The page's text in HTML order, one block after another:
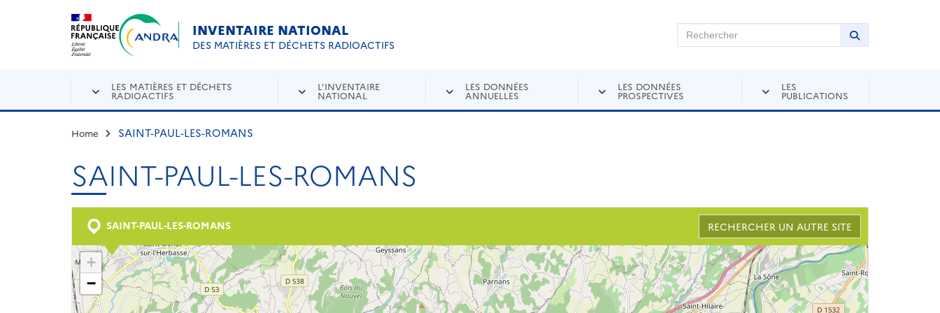
Aller au contenu principal
INVENTAIRE NATIONAL
DES MATIÈRES ET DÉCHETS RADIOACTIFS
Rechercher sur Andra Inventaire Rechercher
Lancer la
LES MATIÈRES ET DÉCHETS
RADIOACTIFS
L'INVENTAIRE
NATIONAL
LES DONNÉES
ANNUELLES
LES DONNÉES
PROSPECTIVES
LES
PUBLICATIONS
Home SAINT-PAUL-LES-ROMANS
SAINT-PAUL-LES-ROMANS
SAINT-PAUL-LES-ROMANS RECHERCHER UN AUTRE SITE
+
−